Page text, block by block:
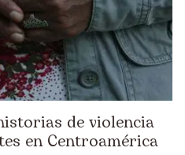
de violencia
en Centroamérica